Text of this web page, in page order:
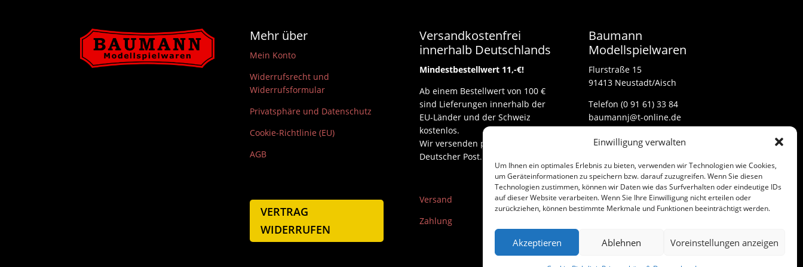
Einwilligung verwalten
Um Ihnen ein optimales Erlebnis zu bieten, verwenden wir Technologien wie Cookies,
um Geräteinformationen zu speichern bzw. darauf zuzugreifen. Wenn Sie diesen
Technologien zustimmen, können wir Daten wie das Surfverhalten oder eindeutige IDs
auf dieser Website verarbeiten. Wenn Sie Ihre Einwilligung nicht erteilen oder
zurückziehen, können bestimmte Merkmale und Funktionen beeinträchtigt werden.
Akzeptieren Ablehnen Voreinstellungen anzeigen
Mehr über
Mein Konto
Widerrufsrecht und
Widerrufsformular
Privatsphäre und Datenschutz
Cookie-Richtlinie (EU)
AGB
VERTRAG
WIDERRUFEN
Versandkostenfrei
innerhalb Deutschlands
Mindestbestellwert 11,-€!
Ab einem Bestellwert von 100 €
sind Lieferungen innerhalb der
EU-Länder und der Schweiz
kostenlos.
Wir versenden per DHL und
Deutscher Post.
Versand
Zahlung
Baumann
Modellspielwaren
Flurstraße 15
91413 Neustadt/Aisch
Telefon (0 91 61) 33 84
baumannj@t-online.de
Impressum